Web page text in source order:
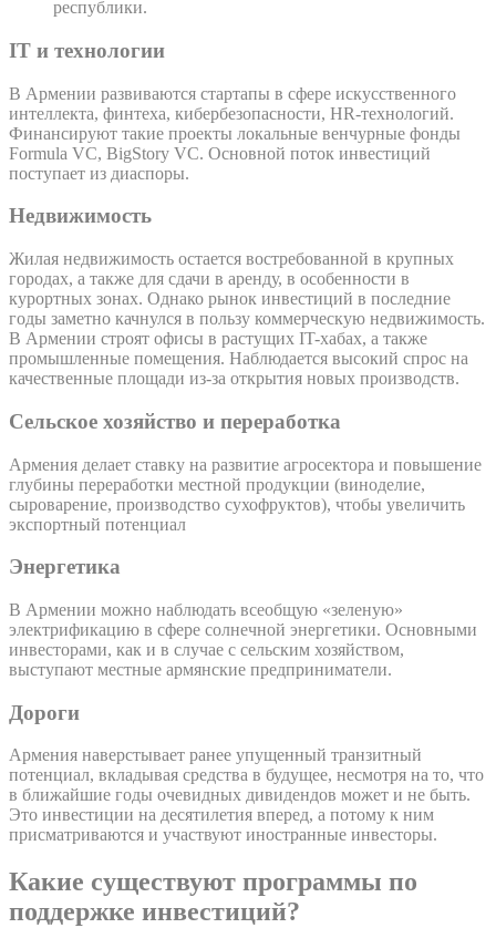
республики.
IT и технологии
В Армении развиваются стартапы в сфере искусственного
интеллекта, финтеха, кибербезопасности, HR-технологий.
Финансируют такие проекты локальные венчурные фонды
Formula VC, BigStory VC. Основной поток инвестиций
поступает из диаспоры.
Недвижимость
Жилая недвижимость остается востребованной в крупных
городах, а также для сдачи в аренду, в особенности в
курортных зонах. Однако рынок инвестиций в последние
годы заметно качнулся в пользу коммерческую недвижимость.
В Армении строят офисы в растущих IT-хабах, а также
промышленные помещения. Наблюдается высокий спрос на
качественные площади из-за открытия новых производств.
Сельское хозяйство и переработка
Армения делает ставку на развитие агросектора и повышение
глубины переработки местной продукции (виноделие,
сыроварение, производство сухофруктов), чтобы увеличить
экспортный потенциал
Энергетика
В Армении можно наблюдать всеобщую «зеленую»
электрификацию в сфере солнечной энергетики. Основными
инвесторами, как и в случае с сельским хозяйством,
выступают местные армянские предприниматели.
Дороги
Армения наверстывает ранее упущенный транзитный
потенциал, вкладывая средства в будущее, несмотря на то, что
в ближайшие годы очевидных дивидендов может и не быть.
Это инвестиции на десятилетия вперед, а потому к ним
присматриваются и участвуют иностранные инвесторы.
Какие существуют программы по
поддержке инвестиций?